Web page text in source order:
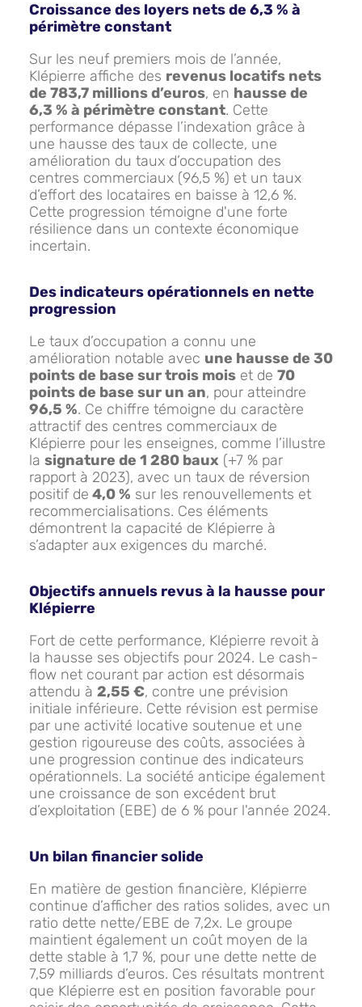
Croissance des loyers nets de 6,3 % à
périmètre constant
Sur les neuf premiers mois de l’année,
Klépierre affiche des revenus locatifs nets
de 783,7 millions d’euros, en hausse de
6,3 % à périmètre constant. Cette
performance dépasse l’indexation grâce à
une hausse des taux de collecte, une
amélioration du taux d’occupation des
centres commerciaux (96,5 %) et un taux
d’effort des locataires en baisse à 12,6 %.
Cette progression témoigne d'une forte
résilience dans un contexte économique
incertain.
Des indicateurs opérationnels en nette
progression
Le taux d’occupation a connu une
amélioration notable avec une hausse de 30
points de base sur trois mois et de 70
points de base sur un an, pour atteindre
96,5 %. Ce chiffre témoigne du caractère
attractif des centres commerciaux de
Klépierre pour les enseignes, comme l’illustre
la signature de 1 280 baux (+7 % par
rapport à 2023), avec un taux de réversion
positif de 4,0 % sur les renouvellements et
recommercialisations. Ces éléments
démontrent la capacité de Klépierre à
s’adapter aux exigences du marché.
Objectifs annuels revus à la hausse pour
Klépierre
Fort de cette performance, Klépierre revoit à
la hausse ses objectifs pour 2024. Le cash-
flow net courant par action est désormais
attendu à 2,55 €, contre une prévision
initiale inférieure. Cette révision est permise
par une activité locative soutenue et une
gestion rigoureuse des coûts, associées à
une progression continue des indicateurs
opérationnels. La société anticipe également
une croissance de son excédent brut
d’exploitation (EBE) de 6 % pour l'année 2024.
Un bilan financier solide
En matière de gestion financière, Klépierre
continue d’afficher des ratios solides, avec un
ratio dette nette/EBE de 7,2x. Le groupe
maintient également un coût moyen de la
dette stable à 1,7 %, pour une dette nette de
7,59 milliards d’euros. Ces résultats montrent
que Klépierre est en position favorable pour